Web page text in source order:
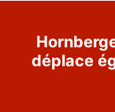
déplace